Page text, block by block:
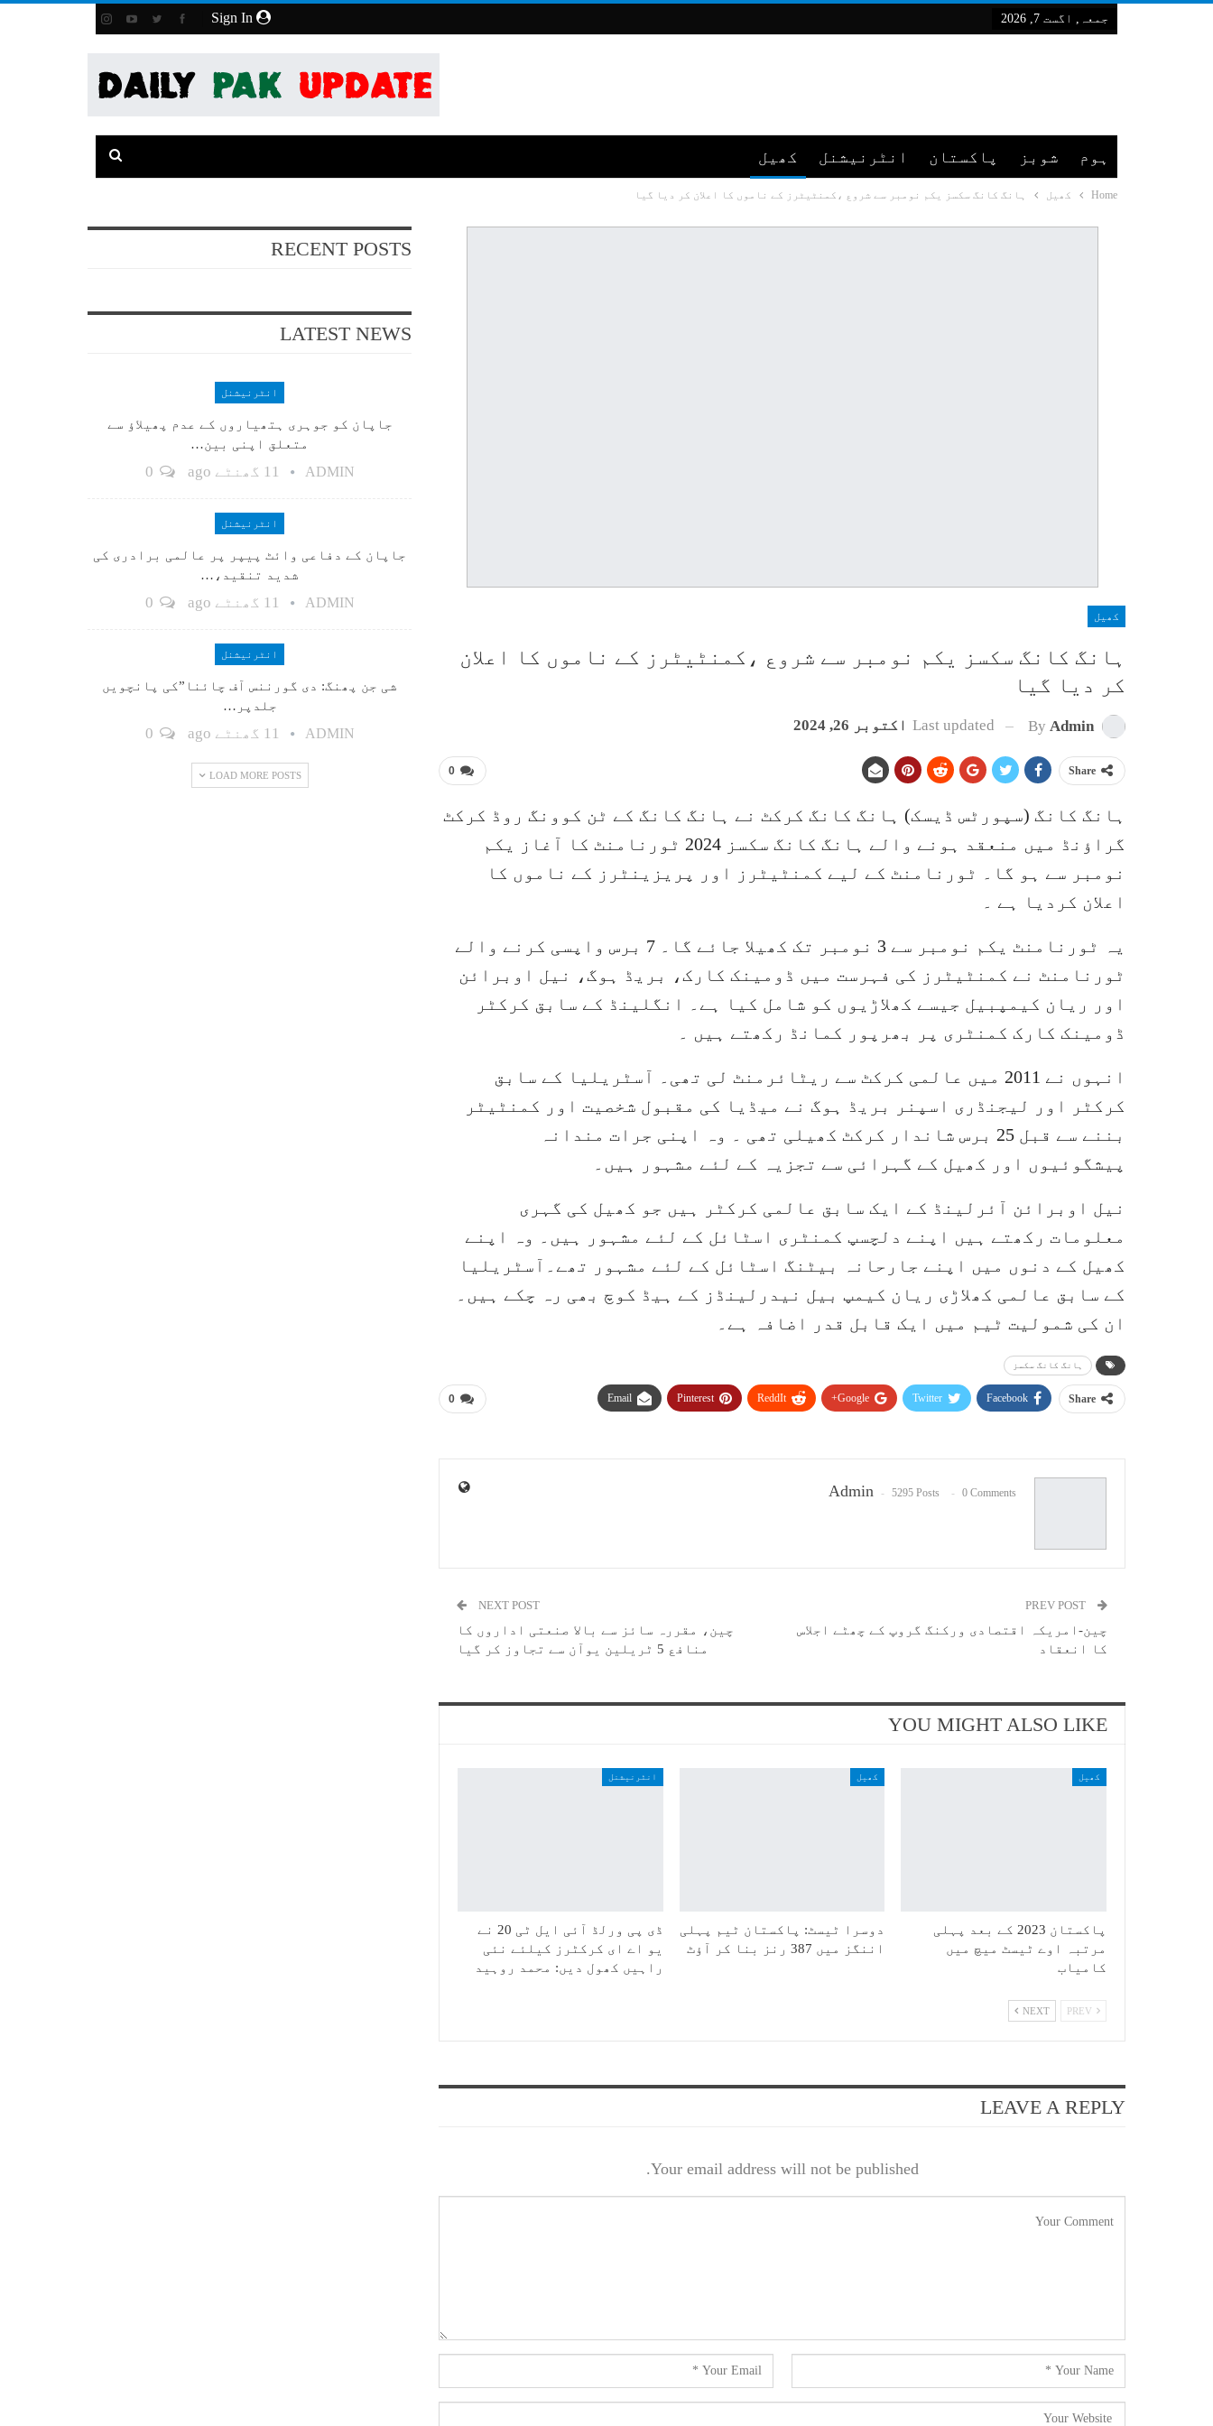
جمعہ, اگست 7, 2026
ہوم شوبز پاکستان انٹرنیشنل کھیل
Home کھیل ہانگ کانگ سکسز یکم نومبر سے شروع ،کمنٹیٹرز کے ناموں کا اعلان کر دیا گیا
کھیل
ہانگ کانگ سکسز یکم نومبر سے شروع ،کمنٹیٹرز کے ناموں کا اعلان
کر دیا گیا
By Admin
Last updated اکتوبر 26, 2024
0 Share
ہانگ کانگ (سپورٹس ڈیسک) ہانگ کانگ کرکٹ نے ہانگ کانگ کے ٹن کوونگ روڈ کرکٹ
گراؤنڈ میں منعقد ہونے والے ہانگ کانگ سکسز 2024 ٹورنامنٹ کا آغاز یکم
نومبر سے ہو گا۔ ٹورنامنٹ کے لیے کمنٹیٹرز اور پریزینٹرز کے ناموں کا
اعلان کردیا ہے ۔
یہ ٹورنامنٹ یکم نومبر سے 3 نومبر تک کھیلا جائے گا۔ 7 برس واپسی کرنے والے
ٹورنامنٹ نے کمنٹیٹرز کی فہرست میں ڈومینک کارک، بریڈ ہوگ، نیل اوبرائن
اور ریان کیمپبیل جیسے کھلاڑیوں کو شامل کیا ہے۔ انگلینڈ کے سابق کرکٹر
ڈومینک کارک کمنٹری پر بھرپور کمانڈ رکھتے ہیں ۔
انہوں نے 2011 میں عالمی کرکٹ سے ریٹائرمنٹ لی تھی۔ آسٹریلیا کے سابق
کرکٹر اور لیجنڈری اسپنر بریڈ ہوگ نے میڈیا کی مقبول شخصیت اور کمنٹیٹر
بننے سے قبل 25 برس شاندار کرکٹ کھیلی تھی ۔ وہ اپنی جرات مندانہ
پیشگوئیوں اور کھیل کے گہرائی سے تجزیہ کے لئے مشہور ہیں۔
نیل اوبرائن آئرلینڈ کے ایک سابق عالمی کرکٹر ہیں جو کھیل کی گہری
معلومات رکھتے ہیں اپنے دلچسپ کمنٹری اسٹائل کے لئے مشہور ہیں۔ وہ اپنے
کھیل کے دنوں میں اپنے جارحانہ بیٹنگ اسٹائل کے لئے مشہور تھے۔آسٹریلیا
کے سابق عالمی کھلاڑی ریان کیمپ بیل نیدرلینڈز کے ہیڈ کوچ بھی رہ چکے ہیں۔
ان کی شمولیت ٹیم میں ایک قابل قدر اضافہ ہے۔
ہانگ کانگ سکسز
0 Share
Facebook
Twitter
Google+
ReddIt
Pinterest
Email
Admin 5295 Posts 0 Comments
چین-امریکہ اقتصادی ورکنگ گروپ کے چھٹے اجلاس
کا انعقاد
NEXT POST
چین، مقررہ سائز سے بالا صنعتی اداروں کا
منافع 5 ٹریلین یوآن سے تجاوز کر گیا
YOU MIGHT ALSO LIKE
کھیل
پاکستان 2023 کے بعد پہلی
مرتبہ اوے ٹیسٹ میچ میں
کامیاب
کھیل
دوسرا ٹیسٹ: پاکستان ٹیم پہلی
اننگز میں 387 رنز بنا کر آؤٹ
انٹرنیشنل
ڈی پی ورلڈ آئی ایل ٹی 20 نے
یو اے ای کرکٹرز کیلئے نئی
راہیں کھول دیں: محمد روہید
NEXT
LEAVE A REPLY
Your email address will not be published.
RECENT POSTS
LATEST NEWS
انٹرنیشنل
جاپان کو جوہری ہتھیاروں کے عدم پھیلاؤ سے
متعلق اپنی بین…
ADMIN 11 گھنٹے ago
انٹرنیشنل
جاپان کے دفاعی وائٹ پیپر پر عالمی برادری کی
شدید تنقید،…
ADMIN 11 گھنٹے ago
انٹرنیشنل
شی جن پھنگ: دی گورننس آف چائنا”کی پانچویں
جلدپر…
ADMIN 11 گھنٹے ago
LOAD MORE POSTS